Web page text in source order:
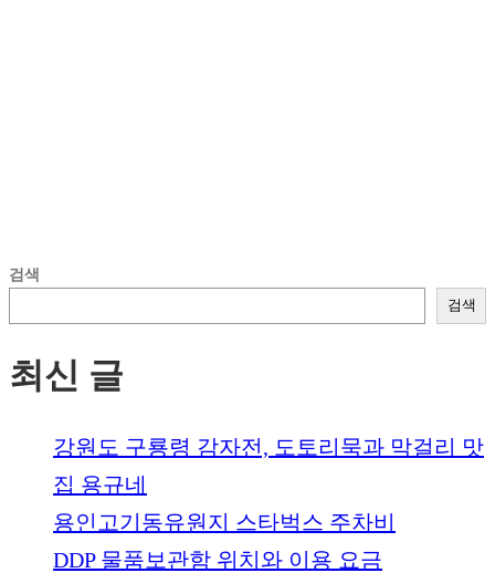
검색
검색
최신 글
강원도 구룡령 감자전, 도토리묵과 막걸리 맛
집 용규네
용인고기동유원지 스타벅스 주차비
DDP 물품보관함 위치와 이용 요금